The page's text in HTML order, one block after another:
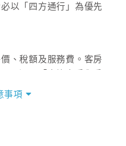
以「四方通行」為優先
、稅額及服務費。客房
事項